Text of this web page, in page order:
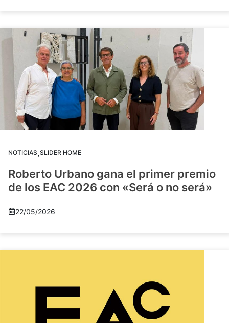
NOTICIAS,SLIDER HOME
Roberto Urbano gana el primer premio
de los EAC 2026 con «Será o no será»
22/05/2026